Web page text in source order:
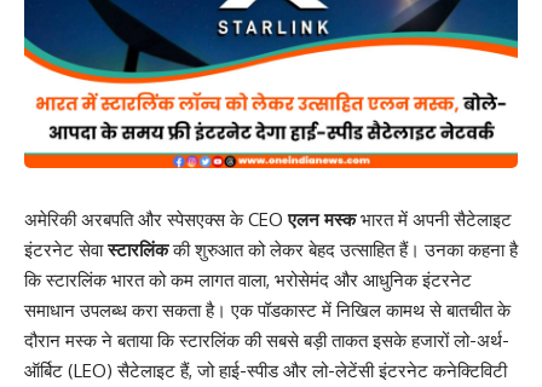
अमेरिकी अरबपति और स्पेसएक्स के CEOएलन मस्कभारत में अपनी सैटेलाइट
इंटरनेट सेवास्टारलिंककी शुरुआत को लेकर बेहद उत्साहित हैं। उनका कहना है
कि स्टारलिंक भारत को कम लागत वाला, भरोसेमंद और आधुनिक इंटरनेट
समाधान उपलब्ध करा सकता है। एक पॉडकास्ट में निखिल कामथ से बातचीत के
दौरान मस्क ने बताया कि स्टारलिंक की सबसे बड़ी ताकत इसके हजारों लो-अर्थ-
ऑर्बिट (LEO) सैटेलाइट हैं, जो हाई-स्पीड और लो-लेटेंसी इंटरनेट कनेक्टिविटी